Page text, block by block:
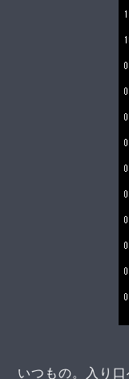
いつもの。入り